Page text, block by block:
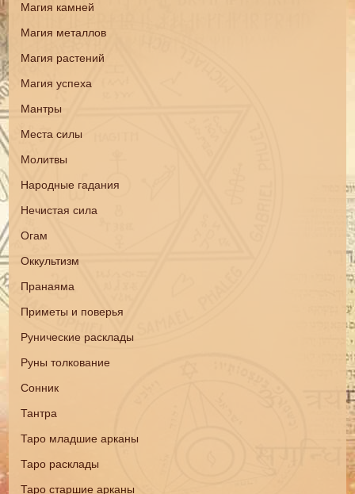
Магия камней
Магия металлов
Магия растений
Магия успеха
Мантры
Места силы
Молитвы
Народные гадания
Нечистая сила
Огам
Оккультизм
Пранаяма
Приметы и поверья
Рунические расклады
Руны толкование
Сонник
Тантра
Таро младшие арканы
Таро расклады
Таро старшие арканы